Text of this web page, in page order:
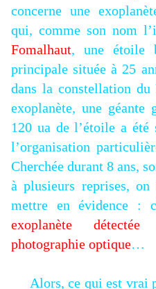
concerne une
qui, comme son nom
Fomalhaut, une étoile
principale située à 25
dans la constellation
exoplanète, une géante
120 ua de l’étoile a
l’organisation
Cherchée durant 8 ans,
à plusieurs reprises,
mettre en évidence :
exoplanète
photographie optique…
Alors, ce qui est vrai